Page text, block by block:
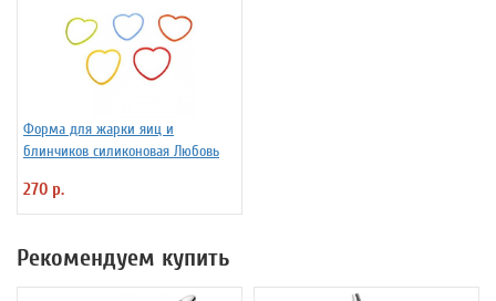
Форма для жарки яиц и
блинчиков силиконовая Любовь
270 р.
Рекомендуем купить